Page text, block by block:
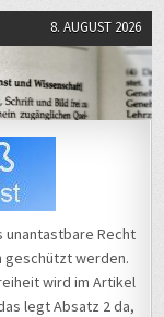
8. AUGUST 2026
unantastbare Recht
geschützt werden.
wird im Artikel
legt Absatz 2 da,